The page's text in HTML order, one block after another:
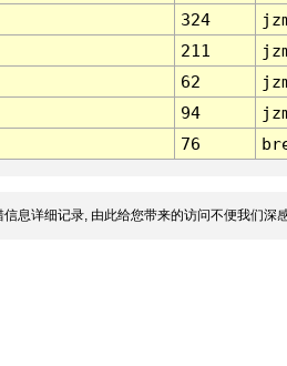
324
211
62
94
76
息详细记录, 由此给您带来的访问不便我们深